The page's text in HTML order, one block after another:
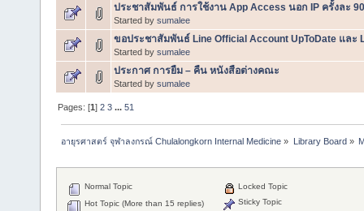
ประชาสัมพันธ์ การใช้งาน App Access นอก IP ครั้งละ
Started by sumalee
ขอประชาสัมพันธ์ Line Official Account UpToDate และ
Started by sumalee
ประกาศ การยืม – คืน หนังสือต่างคณะ
Started by sumalee
Pages: [1]2 3 ...51
อายุรศาสตร์ จุฬาลงกรณ์ Chulalongkorn Internal Medicine » Library Board»
Normal Topic
Hot Topic (More than 15 replies)
Locked Topic
Sticky Topic